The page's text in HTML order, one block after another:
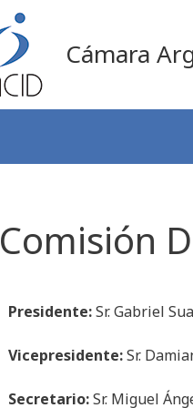
Cámara
Comisión
Presidente:Sr. Gabriel
Vicepresidente:Sr.
Secretario:Sr. Miguel